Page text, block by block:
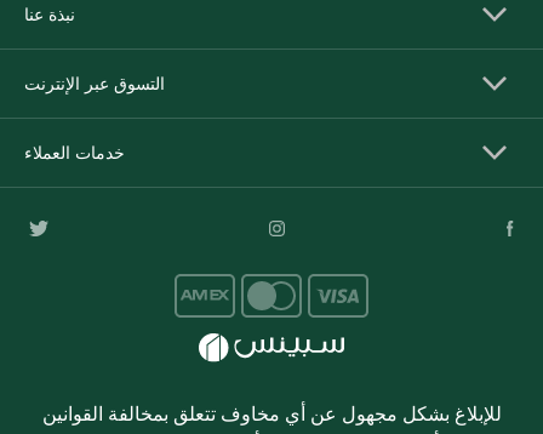
نبذة عنا
التسوق عبر الإنترنت
خدمات العملاء
للإبلاغ بشكل مجهول عن أي مخاوف تتعلق بمخالفة القوانين